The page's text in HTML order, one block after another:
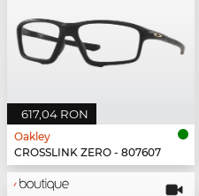
617,04 RON
Oakley
CROSSLINK ZERO - 807607